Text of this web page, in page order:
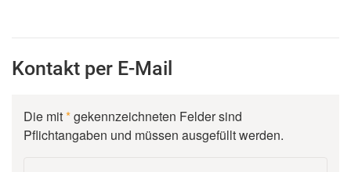
Kontakt per E-Mail
Die mit*gekennzeichneten Felder sind
Pflichtangaben und müssen ausgefüllt werden.